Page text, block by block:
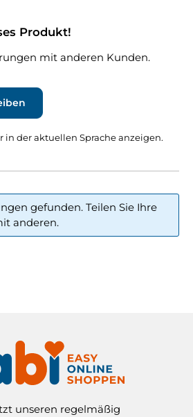
von 0 von 5 Sternen
Produkt!
mit anderen Kunden.
in der aktuellen Sprache anzeigen.
gefunden. Teilen Sie Ihre
anderen.
unseren regelmäßig